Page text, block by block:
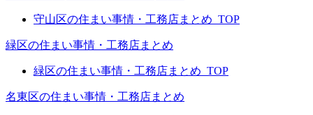
守山区の住まい事情・工務店まとめ_TOP
緑区の住まい事情・工務店まとめ
緑区の住まい事情・工務店まとめ_TOP
名東区の住まい事情・工務店まとめ